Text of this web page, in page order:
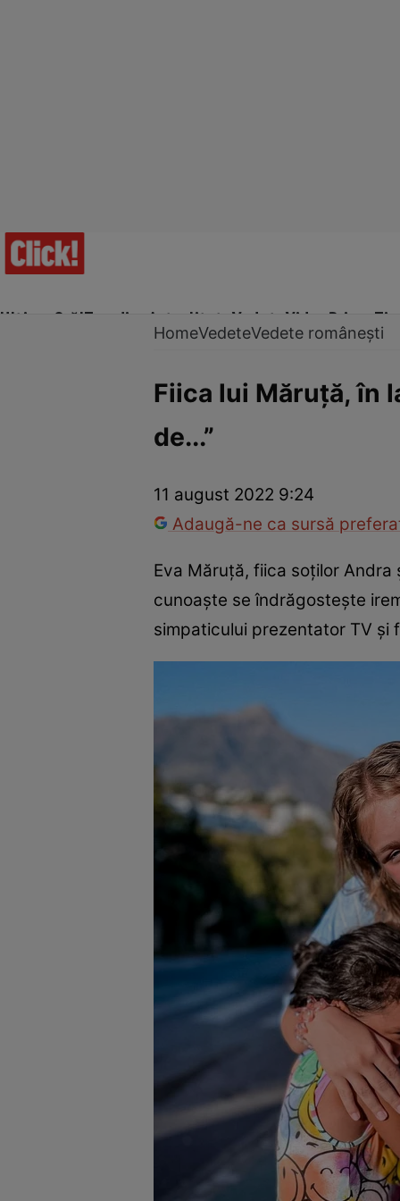
Ultima Oră!Trending Actualitate Vedete Video Prime
Vedete internaționaleVedete românești
HomeVedeteVedete românești
Fiica lui Măruță, în
de...”
11 august 2022 9:24
Adaugă-ne ca sursă
Eva Măruță, fiica soților
cunoaște se îndrăgostește
simpaticului prezentator TV și